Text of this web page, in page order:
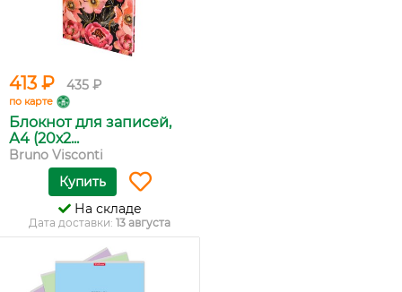
413 ₽ 435 ₽
по карте
Блокнот для записей,
А4 (20х2...
Bruno Visconti
Купить
На складе
Дата доставки: 13 августа